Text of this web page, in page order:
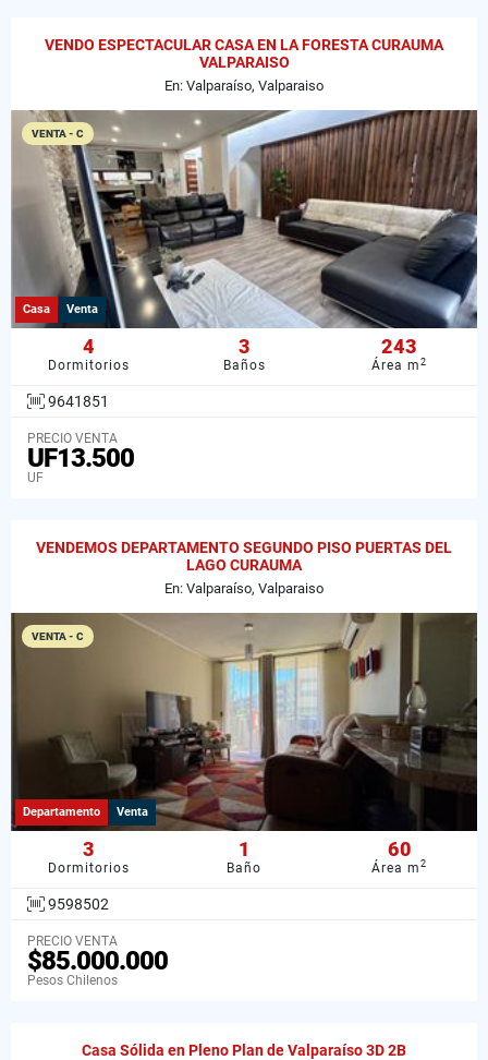
VENDO ESPECTACULAR CASA EN LA FORESTA CURAUMA
VALPARAISO
En: Valparaíso, Valparaiso
VENTA - C
Casa Venta
4
Dormitorios
3
Baños
243
Área m2
9641851
PRECIO VENTA
UF13.500
UF
VENDEMOS DEPARTAMENTO SEGUNDO PISO PUERTAS DEL
LAGO CURAUMA
En: Valparaíso, Valparaiso
VENTA - C
Departamento Venta
3
Dormitorios
1
Baño
60
Área m2
9598502
PRECIO VENTA
$85.000.000
Pesos Chilenos
Casa Sólida en Pleno Plan de Valparaíso 3D 2B